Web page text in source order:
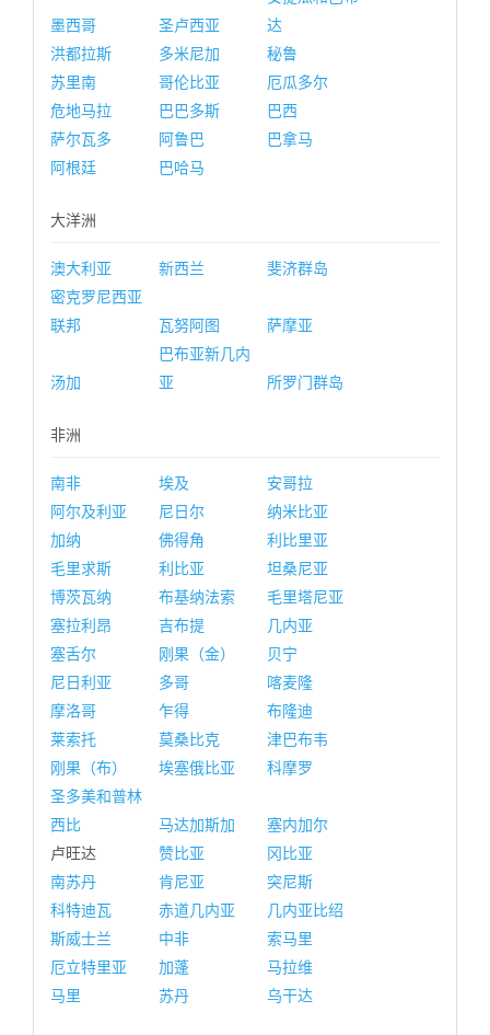
墨西哥 圣卢西亚
达
洪都拉斯
多米尼加
秘鲁
苏里南
哥伦比亚
厄瓜多尔
危地马拉
巴巴多斯
巴西
萨尔瓦多
阿鲁巴
巴拿马
阿根廷
巴哈马
大洋洲
澳大利亚 新西兰
斐济群岛
密克罗尼西亚
联邦
瓦努阿图 萨摩亚
汤加
巴布亚新几内
亚
所罗门群岛
非洲
南非 埃及
安哥拉
阿尔及利亚
尼日尔
纳米比亚
加纳
佛得角
利比里亚
毛里求斯
利比亚
坦桑尼亚
博茨瓦纳
布基纳法索
毛里塔尼亚
塞拉利昂
吉布提
几内亚
塞舌尔
刚果（金）
贝宁
尼日利亚
多哥
喀麦隆
摩洛哥
乍得
布隆迪
莱索托
莫桑比克
津巴布韦
刚果（布）
埃塞俄比亚
科摩罗
圣多美和普林
西比
马达加斯加
塞内加尔
卢旺达
赞比亚
冈比亚
南苏丹
肯尼亚
突尼斯
科特迪瓦
赤道几内亚
几内亚比绍
斯威士兰
中非
索马里
厄立特里亚
加蓬
马拉维
马里
苏丹 乌干达